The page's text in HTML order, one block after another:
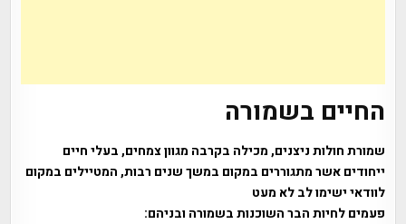
החיים בשמורה
שמורת חולות ניצנים, מכילה בקרבה מגוון צמחים, בעלי חיים
ייחודים אשר מתגוררים במקום במשך שנים רבות, המטיילים במקום
לוודאי ישימו לב לא מעט
פעמים לחיות הבר השוכנות בשמורה ובניהם: